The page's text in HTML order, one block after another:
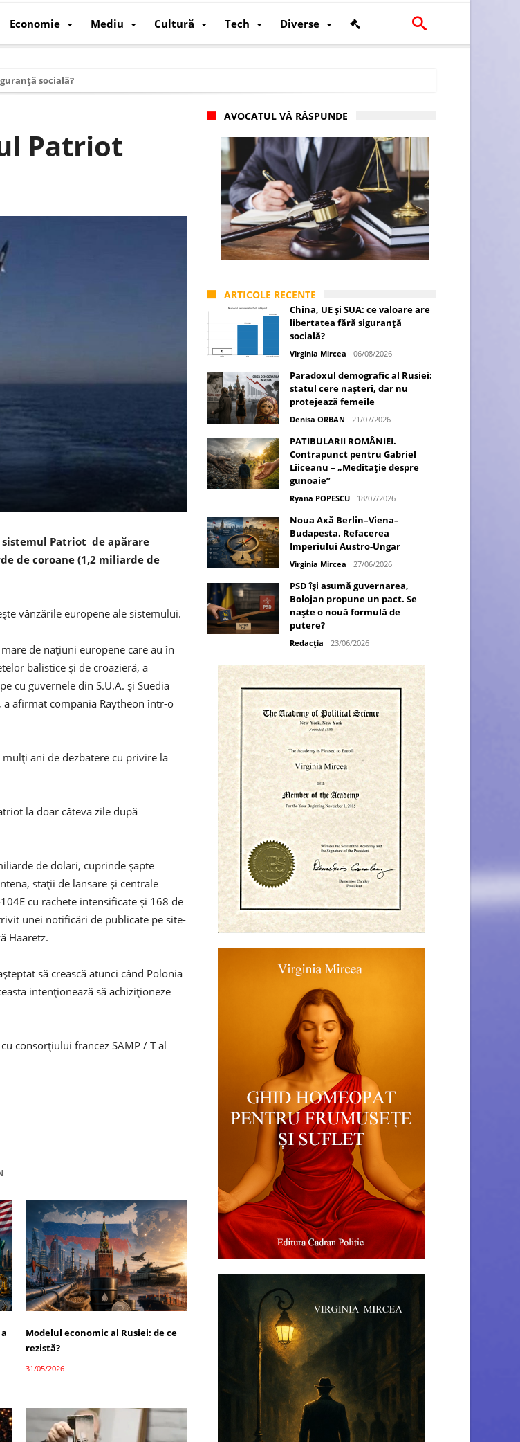
Economie Mediu Cultură Tech Diverse
socială?
lumii și rivalul economic al SUA
– O analiză structurală a demografiei, fiscalității și poziției României în U.E.
Patriot
sistemul Patriot de apărare
de coroane (1,2 miliarde de
vânzările europene ale sistemului.
de națiuni europene care au în
balistice și de croazieră, a
cu guvernele din S.U.A. și Suedia
a afirmat compania Raytheon într-o
ani de dezbatere cu privire la
la doar câteva zile după
de dolari, cuprinde șapte
stații de lansare și centrale
cu rachete intensificate și 168 de
unei notificări de publicate pe site-
Haaretz.
să crească atunci când Polonia
intenționează să achiziționeze
consorțiului francez SAMP / T al
Modelul economic al Rusiei: de ce
rezistă?
31/05/2026
AVOCATUL VĂ RĂSPUNDE
ARTICOLE RECENTE
China, UE și SUA: ce valoare are
libertatea fără siguranță
socială?
Virginia Mircea 06/08/2026
Paradoxul demografic al Rusiei:
statul cere nașteri, dar nu
protejează femeile
Denisa ORBAN 21/07/2026
PATIBULARII ROMÂNIEI.
Contrapunct pentru Gabriel
Liiceanu – „Meditație despre
gunoaie”
Ryana POPESCU 18/07/2026
Noua Axă Berlin–Viena–
Budapesta. Refacerea
Imperiului Austro-Ungar
Virginia Mircea 27/06/2026
PSD își asumă guvernarea,
Bolojan propune un pact. Se
naște o nouă formulă de
putere?
Redacția 23/06/2026